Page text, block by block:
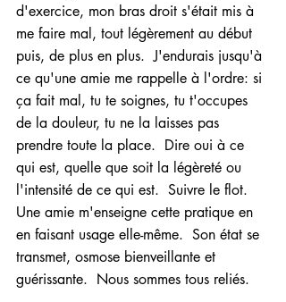
d'exercice, mon bras droit s'était mis à
me faire mal, tout légèrement au début
puis, de plus en plus.  J'endurais jusqu'à
ce qu'une amie me rappelle à l'ordre: si
ça fait mal, tu te soignes, tu t'occupes
de la douleur, tu ne la laisses pas
prendre toute la place.  Dire oui à ce
qui est, quelle que soit la légèreté ou
l'intensité de ce qui est.  Suivre le flot.
Une amie m'enseigne cette pratique en
en faisant usage elle-même.  Son état se
transmet, osmose bienveillante et
guérissante.  Nous sommes tous reliés.